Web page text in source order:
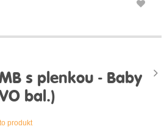
s plenkou - Baby
bal.)
produkt